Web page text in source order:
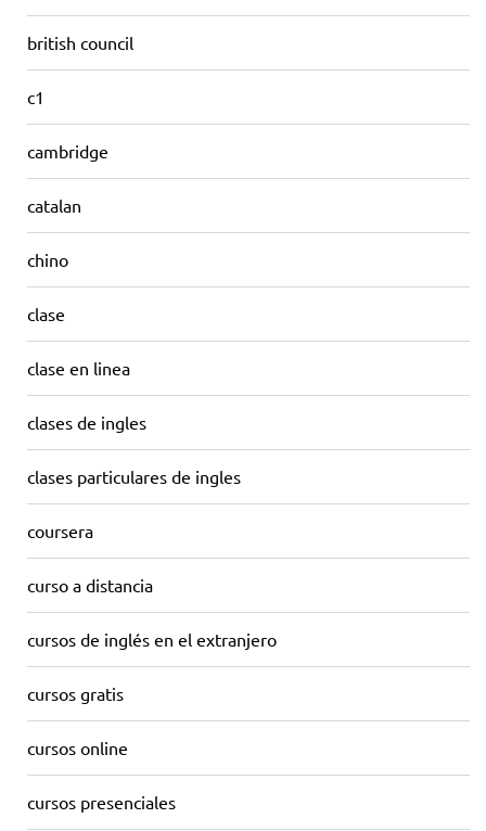
british council
c1
cambridge
catalan
chino
clase
clase en linea
clases de ingles
clases particulares de ingles
coursera
curso a distancia
cursos de inglés en el extranjero
cursos gratis
cursos online
cursos presenciales